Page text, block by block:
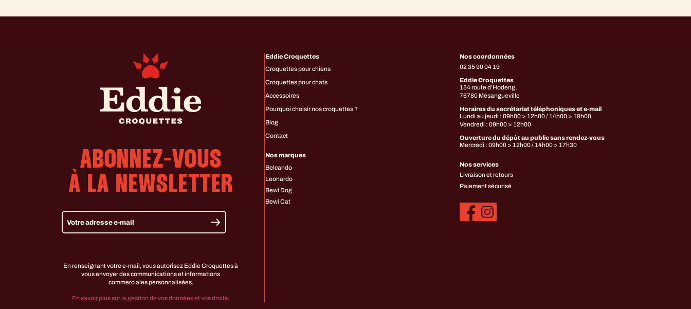
ABONNEZ-VOUS
À LA NEWSLETTER
En renseignant votre e-mail, vous autorisez Eddie Croquettes à
vous envoyer des communications et informations
commerciales personnalisées.
En savoir plus sur la gestion de vos données et vos droits.
Eddie Croquettes
Croquettes pour chiens
Croquettes pour chats
Accessoires
Pourquoi choisir nos croquettes ?
Blog
Contact
Nos marques
Belcando
Leonardo
Bewi Dog
Bewi Cat
Nos coordonnées
02 35 90 04 19
Eddie Croquettes
154 route d’Hodeng,
76780 Mésangueville
Horaires du secrétariat téléphoniques et e-mail
Lundi au jeudi : 09h00 > 12h00 / 14h00 > 18h00
Vendredi : 09h00 > 12h00
Ouverture du dépôt au public sans rendez-vous
Mercredi : 09h00 > 12h00 / 14h00 > 17h30
Nos services
Livraison et retours
Paiement sécurisé